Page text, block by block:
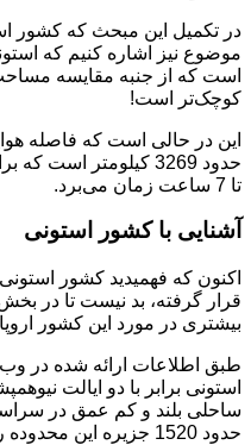
در تکمیل این مبحث که کشور
موضوع نیز اشاره کنیم که
کوچک‌تر است!
این در حالی است که فاصله
تا 7 ساعت زمان می‌برد.
آشنایی با کشور استونی
اکنون که فهمیدید کشور
قرار گرفته، بد نیست تا در
بیشتری در مورد این کشور
استونی برابر با دو ایالت
ساحلی بلند و کم عمق در سراسر
حدود 1520 جزیره این محدوده را اشغال کرده است.